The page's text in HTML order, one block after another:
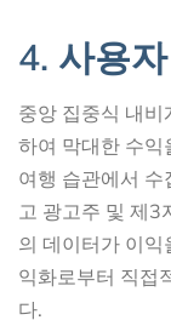
4. 사용
중앙 집중식 내
하여 막대한 수익
여행 습관에서
고 광고주 및 제3
의 데이터가 이
익화로부터 직접
다.